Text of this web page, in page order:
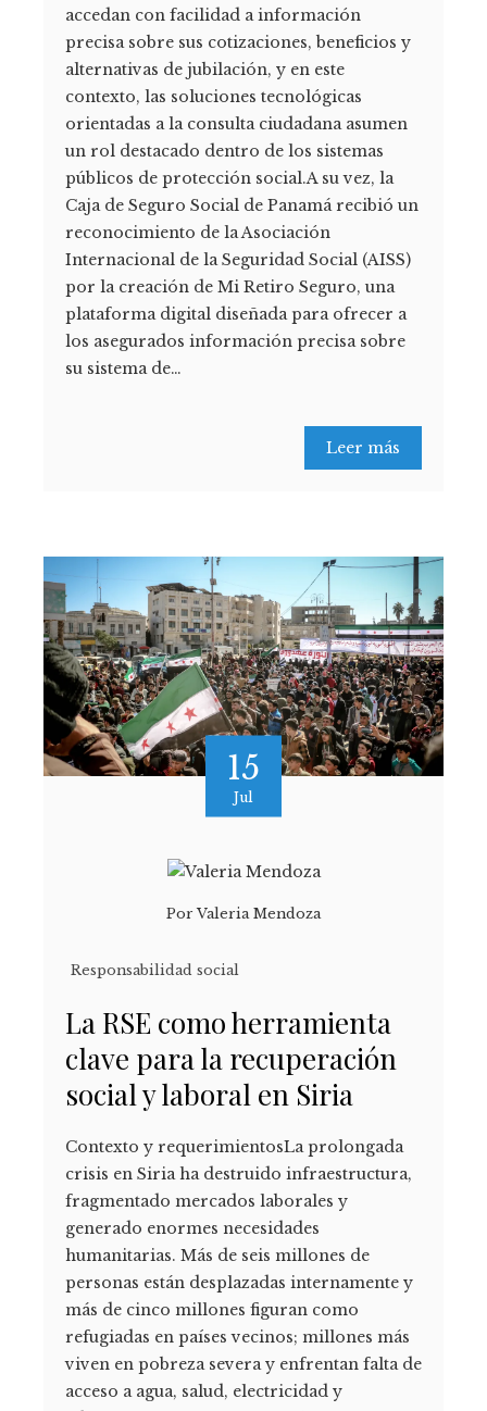
accedan con facilidad a información
precisa sobre sus cotizaciones, beneficios y
alternativas de jubilación, y en este
contexto, las soluciones tecnológicas
orientadas a la consulta ciudadana asumen
un rol destacado dentro de los sistemas
públicos de protección social.A su vez, la
Caja de Seguro Social de Panamá recibió un
reconocimiento de la Asociación
Internacional de la Seguridad Social (AISS)
por la creación de Mi Retiro Seguro, una
plataforma digital diseñada para ofrecer a
los asegurados información precisa sobre
su sistema de…
Leer más
15
Jul
PorValeria Mendoza
Responsabilidad social
La RSE como herramienta
clave para la recuperación
social y laboral en Siria
Contexto y requerimientosLa prolongada
crisis en Siria ha destruido infraestructura,
fragmentado mercados laborales y
generado enormes necesidades
humanitarias. Más de seis millones de
personas están desplazadas internamente y
más de cinco millones figuran como
refugiadas en países vecinos; millones más
viven en pobreza severa y enfrentan falta de
acceso a agua, salud, electricidad y